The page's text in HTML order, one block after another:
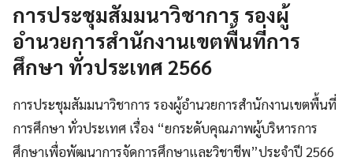
การประชุมสัมมนาวิชาการ รองผู้
อำนวยการสำนักงานเขตพื้นที่การ
ศึกษา ทั่วประเทศ 2566
การประชุมสัมมนาวิชาการ รองผู้อำนวยการสำนักงานเขตพื้นที่
การศึกษา ทั่วประเทศ เรื่อง “ยกระดับคุณภาพผู้บริหารการ
ศึกษาเพื่อพัฒนาการจัดการศึกษาและวิชาชีพ”ประจำปี 2566